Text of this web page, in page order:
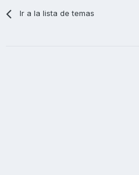
Ir a la lista de temas